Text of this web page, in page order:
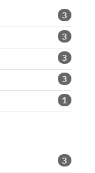
3
3
3
3
1
3